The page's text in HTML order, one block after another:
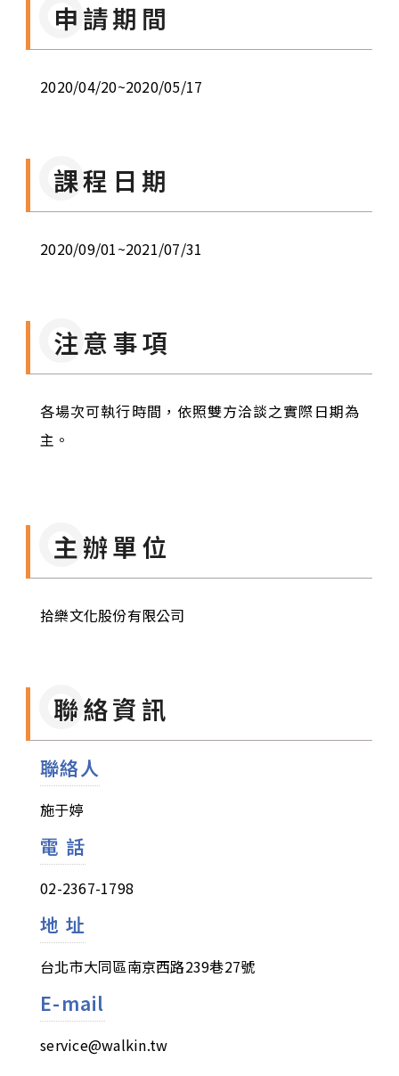
申請期間
2020/04/20~2020/05/17
課程日期
2020/09/01~2021/07/31
注意事項
各場次可執行時間，依照雙方洽談之實際日期為
主。
主辦單位
拾樂文化股份有限公司
聯絡資訊
聯絡人
施于婷
電 話
02-2367-1798
地 址
台北市大同區南京西路239巷27號
E-mail
service@walkin.tw